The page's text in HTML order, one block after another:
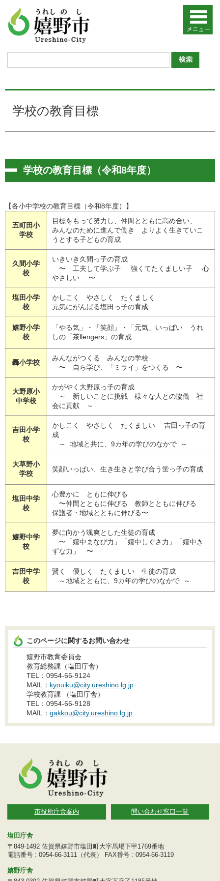
学校の教育目標
学校の教育目標（令和8年度）
五町田小
学校
目標をもって努力し、仲間とともに高め合い、
みんなのために進んで働き よりよく生きていこ
うとする子どもの育成
久間小学
校
いきいき久間っ子の育成
〜 工夫して学ぶ子 強くてたくましい子 心
やさしい 〜
塩田小学
校
かしこく やさしく たくましく
元気にがんばる塩田っ子の育成
嬉野小学
校
「やる気」・「笑顔」・「元気」いっぱい うれ
しの「茶llengers」の育成
轟小学校
みんながつくる みんなの学校
〜 自ら学び、「ミライ」をつくる 〜
大野原小
中学校
かがやく大野原っ子の育成
～ 新しいことに挑戦 様々な人との協働 社
会に貢献 ～
吉田小学
校
かしこく やさしく たくましい 吉田っ子の育
成
～ 地域と共に、9カ年の学びのなかで ～
大草野小
学校
笑顔いっぱい、生き生きと学び合う蛍っ子の育成
塩田中学
校
心豊かに ともに伸びる
〜仲間とともに伸びる 教師とともに伸びる
保護者・地域とともに伸びる〜
嬉野中学
校
夢に向かう颯爽とした生徒の育成
〜「嬉中まなび力」「嬉中しぐさ力」「嬉中き
ずな力」 〜
吉田中学
校
賢く 優しく たくましい 生徒の育成
～地域とともに、9カ年の学びのなかで ～
【各小中学校の教育目標（令和8年度）】
このページに関するお問い合わせ
嬉野市教育委員会
教育総務課（塩田庁舎）
TEL：0954-66-9124
MAIL： kyouiku@city.ureshino.lg.jp
学校教育課 （塩田庁舎）
TEL：0954-66-9128
MAIL： gakkou@city.ureshino.lg.jp
市役所庁舎案内 問い合わせ窓口一覧
塩田庁舎
〒849-1492 佐賀県嬉野市塩田町大字馬場下甲1769番地
電話番号 : 0954-66-3111（代表） FAX番号 : 0954-66-3119
嬉野庁舎